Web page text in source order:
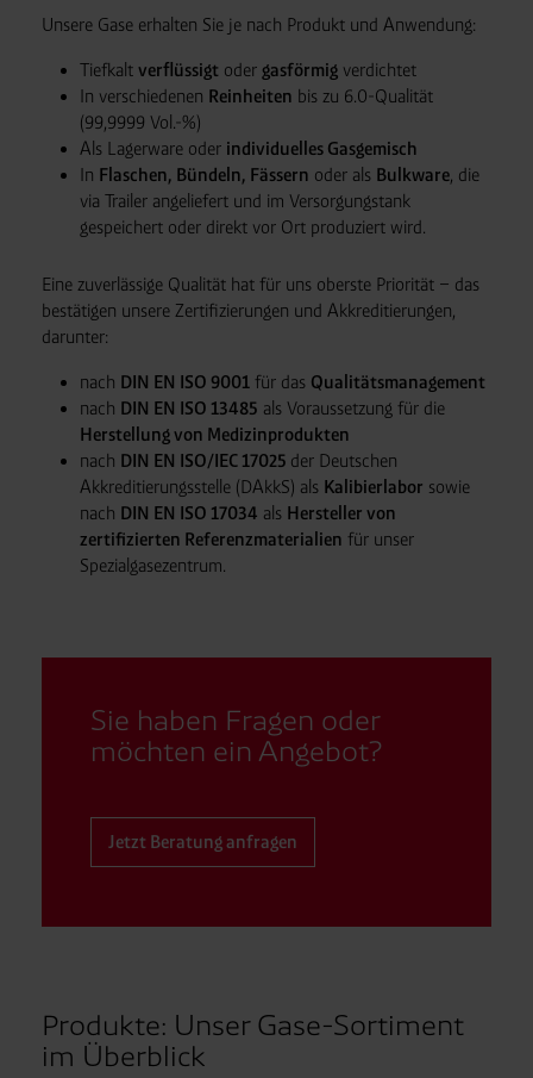
Unsere Gase erhalten Sie je nach Produkt und Anwendung:
Tiefkalt verflüssigt oder gasförmigverdichtet
In verschiedenen Reinheiten bis zu 6.0-Qualität
(99,9999 Vol.-%)
Als Lagerware oder individuelles Gasgemisch
In Flaschen, Bündeln, Fässern oder als Bulkware, die
via Trailer angeliefert und im Versorgungstank
gespeichert oder direkt vor Ort produziert wird.
Eine zuverlässige Qualität hat für uns oberste Priorität – das
bestätigen unsere Zertifizierungen und Akkreditierungen,
darunter:
nach DIN EN ISO 9001 für das Qualitätsmanagement
nach DIN EN ISO 13485 als Voraussetzung für die
Herstellung von Medizinprodukten
nach DIN EN ISO/IEC 17025 der Deutschen
Akkreditierungsstelle (DAkkS) als Kalibierlabor sowie
nach DIN EN ISO 17034 als Hersteller von
zertifizierten Referenzmaterialien für unser
Spezialgasezentrum.
Sie haben Fragen oder
möchten ein Angebot?
Jetzt Beratung anfragen
Produkte: Unser Gase-Sortiment
im Überblick